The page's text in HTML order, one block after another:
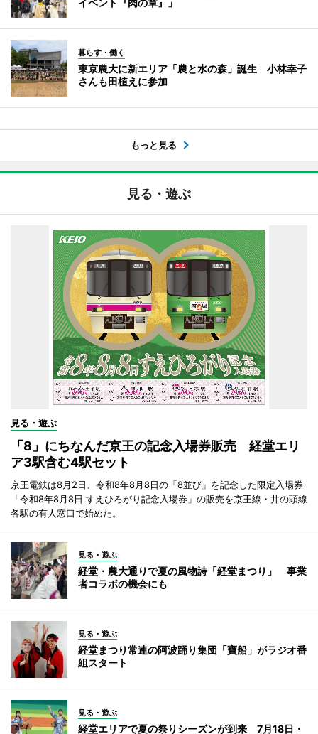
暮らす・働く
東京農大に新エリア「農と水の森」誕生 小林幸子
さんも田植えに参加
もっと見る
見る・遊ぶ
見る・遊ぶ
「8」にちなんだ京王の記念入場券販売 経堂エリ
ア3駅含む4駅セット
京王電鉄は8月2日、令和8年8月8日の「8並び」を記念した限定入場券
「令和8年8月8日 すえひろがり記念入場券」の販売を京王線・井の頭線
各駅の有人窓口で始めた。
見る・遊ぶ
経堂・農大通りで夏の風物詩「経堂まつり」 事業
者コラボの機会にも
見る・遊ぶ
経堂まつり常連の阿波踊り集団「寶船」がラジオ番
組スタート
見る・遊ぶ
経堂エリアで夏の祭りシーズンが到来 7月18日・